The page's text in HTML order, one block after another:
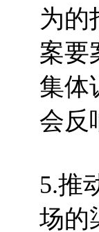
为的
案要
集体
会反
5.推
场的